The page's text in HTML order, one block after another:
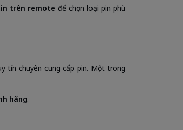
trên remote để chọn loại pin phù
tín chuyên cung cấp pin. Một trong
hãng.